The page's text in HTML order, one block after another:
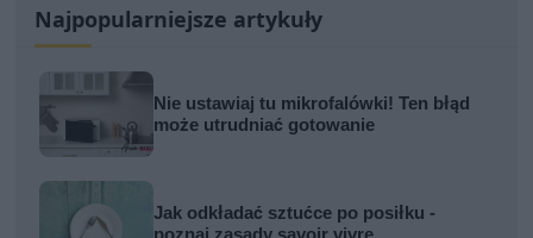
Najpopularniejsze artykuły
Nie ustawiaj tu mikrofalówki! Ten błąd
może utrudniać gotowanie
Jak odkładać sztućce po posiłku -